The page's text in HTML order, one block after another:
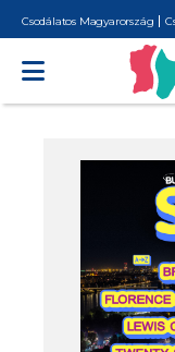
Csodálatos Magyarország